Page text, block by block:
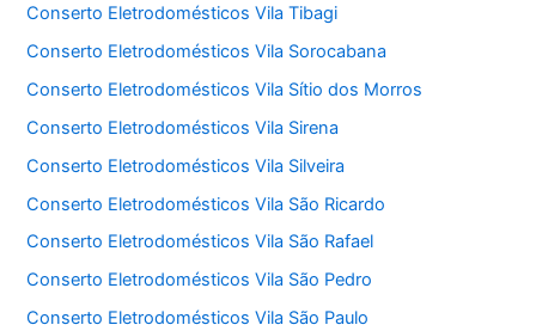
Conserto Eletrodomésticos Vila Tibagi
Conserto Eletrodomésticos Vila Sorocabana
Conserto Eletrodomésticos Vila Sítio dos Morros
Conserto Eletrodomésticos Vila Sirena
Conserto Eletrodomésticos Vila Silveira
Conserto Eletrodomésticos Vila São Ricardo
Conserto Eletrodomésticos Vila São Rafael
Conserto Eletrodomésticos Vila São Pedro
Conserto Eletrodomésticos Vila São Paulo